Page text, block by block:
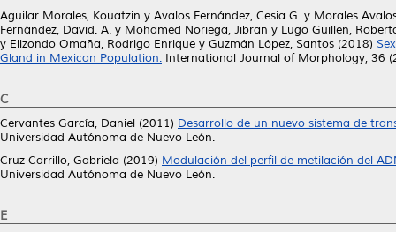
Aguilar Morales, Kouatzin y Avalos Fernández, Cesia G. y Morales
Fernández, David. A. y Mohamed Noriega, Jibran y Lugo Guillen,
y Elizondo Omaña, Rodrigo Enrique y Guzmán López, Santos (2018)
Gland in Mexican Population. International Journal of Morphology, 36
C
Cervantes García, Daniel (2011) Desarrollo de un nuevo sistema de
Universidad Autónoma de Nuevo León.
Cruz Carrillo, Gabriela (2019) Modulación del perfil de metilación del
Universidad Autónoma de Nuevo León.
E